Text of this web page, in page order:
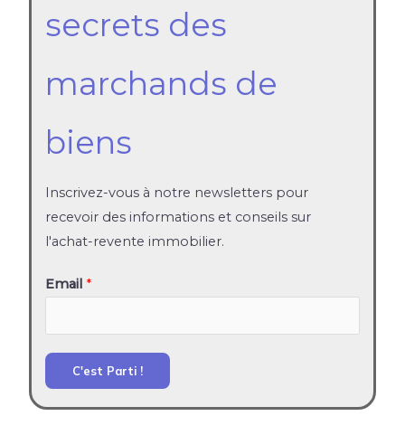
secrets des
marchands de
biens
Inscrivez-vous à notre newsletters pour
recevoir des informations et conseils sur
l'achat-revente immobilier.
Email *
C'est Parti !